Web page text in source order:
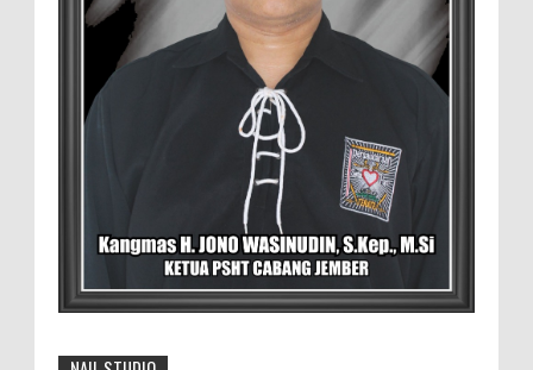
Suasana ceriah terlihat di raut keluarga
besar RSD.dr.Soebandi Jember saat melakukan kegiatan
rutin senam pagi, setelah senam dilanjutkan pe...
Pemilik Lahan Safi'i Dilaporkan Pencurian
dan Pengrusakan
Didampingi Kuasa Hukum Safi'i Datangi
Polres Jember MEMOPOS.vo.id, Jember -
Safi'i (76) warga Kreyongan, Kelurahan Patrang,
Digelontor Bantuan CSR Jumbo dan Bibit